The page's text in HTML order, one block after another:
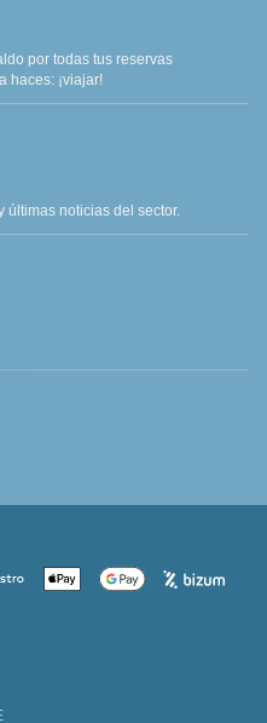
por todas tus reservas
haces: ¡viajar!
últimas noticias del sector.